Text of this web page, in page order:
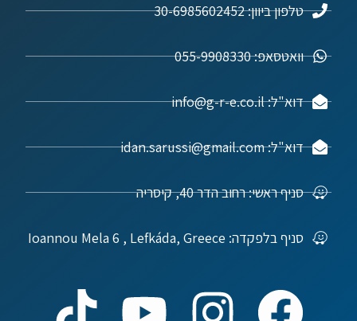
טלפון ביוון: 30-6985602452
וואטסאפ: 055-9908330
דוא"ל: info@g-r-e.co.il
דוא"ל: idan.sarussi@gmail.com
סניף ראשי: רחוב הדר 40, קיסריה
סניף בלפקדה: Ioannou Mela 6 , Lefkáda, Greece